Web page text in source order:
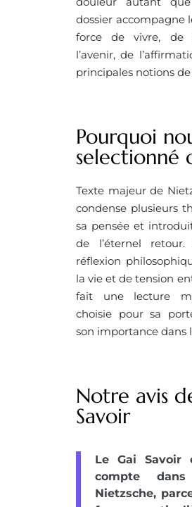
dossier accompagne
force de vivre, de
l’avenir, de
principales notions
Pourquoi
selectionné
Texte majeur de
condense plusieurs
sa pensée et
de l’éternel
réflexion
la vie et de tension
fait une lecture
choisie pour sa
son importance dans
Notre avis
Savoir
Le Gai
compte
Nietzsche,